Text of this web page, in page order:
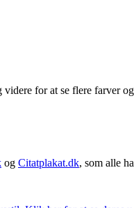
for at se flere farver og
og Citatplakat.dk, som alle